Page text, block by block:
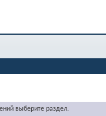
выберите раздел.